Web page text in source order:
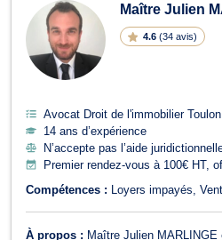
Maître Julien
4.6 (34 avis)
Avocat Droit de l'immobilier Toulon
14 ans d’expérience
N’accepte pas l’aide
Premier rendez-vous à 100€ HT,
Compétences :
Loyers impayés
À propos : Maître Julien